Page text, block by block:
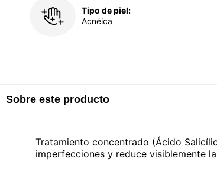
Tipo de piel:
Acnéica
Sobre este producto
Tratamiento concentrado (Ácido
imperfecciones y reduce visiblemente